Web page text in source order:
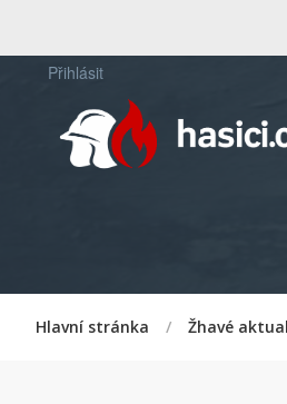
Přihlásit
Hlavní stránka / Žhavé